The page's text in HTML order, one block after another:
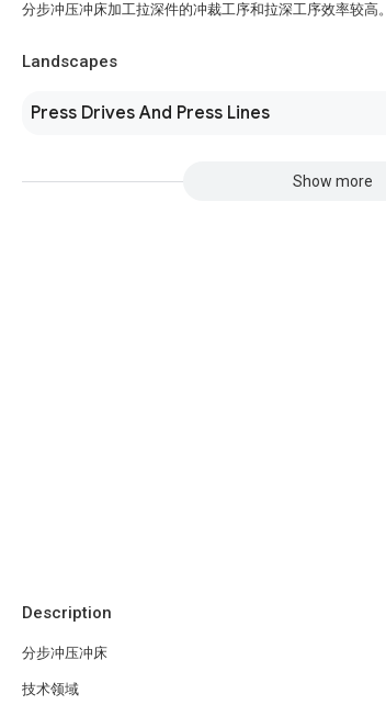
分步冲压冲床加工拉深件的冲裁工序和拉深工序效率较高。
Landscapes
Press Drives And Press Lines
Show more
Description
分步冲压冲床
技术领域